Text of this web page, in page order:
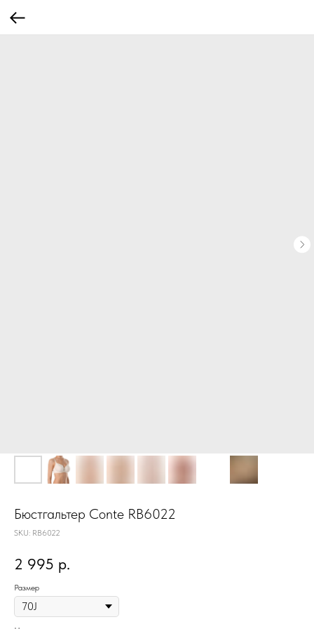
Бюстгальтер Conte RB6022
SKU: RB6022
2 995 р.
Размер